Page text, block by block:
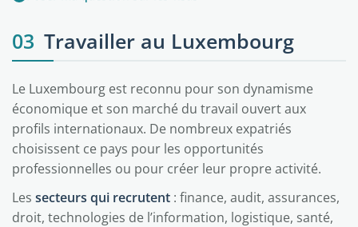
03 Travailler au Luxembourg
Le Luxembourg est reconnu pour son dynamisme
économique et son marché du travail ouvert aux
profils internationaux. De nombreux expatriés
choisissent ce pays pour les opportunités
professionnelles ou pour créer leur propre activité.
Les secteurs qui recrutent : finance, audit, assurances,
droit, technologies de l’information, logistique, santé,